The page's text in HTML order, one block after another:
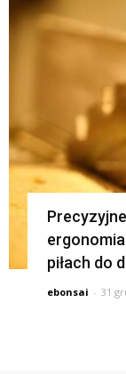
piłach do
ebonsai - 31